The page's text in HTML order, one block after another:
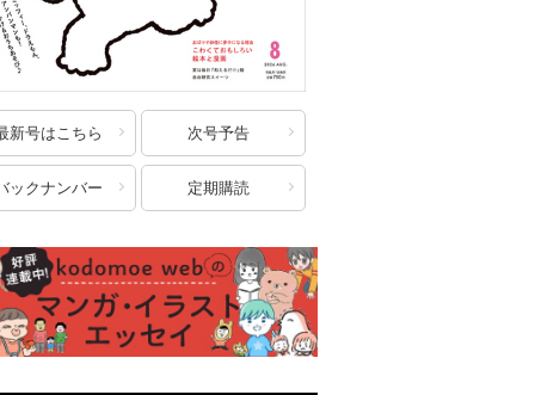
新号はこちら 次号予告
ックナンバー 定期購読